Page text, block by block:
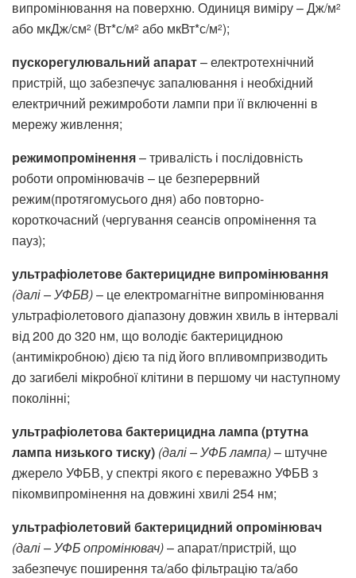
випромінювання на поверхню. Одиниця виміру – Дж/м2
або мкДж/см2 (Вт*с/м2 або мкВт*с/м2);
пускорегулювальний апарат– електротехнічний
пристрій, що забезпечує запалювання і необхідний
електричний режимроботи лампи при її включенні в
мережу живлення;
режимопромінення– тривалість і послідовність
роботи опромінювачів – це безперервний
режим(протягомусього дня) або повторно-
короткочасний (чергування сеансів опромінення та
пауз);
ультрафіолетове бактерицидне випромінювання
(далі – УФБВ)– це електромагнітне випромінювання
ультрафіолетового діапазону довжин хвиль в інтервалі
від 200 до 320 нм, що володіє бактерицидною
(антимікробною) дією та під його впливомпризводить
до загибелі мікробної клітини в першому чи наступному
поколінні;
ультрафіолетова бактерицидна лампа (ртутна
лампа низького тиску) (далі – УФБ лампа)– штучне
джерело УФБВ, у спектрі якого є переважно УФБВ з
пікомвипромінення на довжині хвилі 254 нм;
ультрафіолетовий бактерицидний опромінювач
(далі – УФБ опромінювач)– апарат/пристрій, що
забезпечує поширення та/або фільтрацію та/або